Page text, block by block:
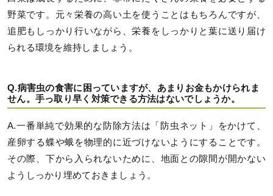
野菜です。元々栄養の高い土を使うことはもちろんですが、
追肥もしっかり行いながら、栄養をしっかりと葉に送り届け
られる環境を維持しましょう。
Q.病害虫の食害に困っていますが、あまりお金もかけられま
せん。手っ取り早く対策できる方法はないでしょうか。
A.一番単純で効果的な防除方法は「防虫ネット」をかけて、
産卵する蝶や蛾を物理的に近づけないようにすることです。
その際、下から入られないために、地面との隙間が開かない
ようしっかり埋めておきましょう。